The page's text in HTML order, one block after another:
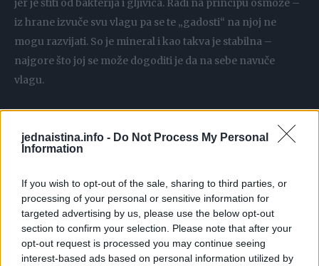
jednaistina.info - Do Not Process My Personal
Information
If you wish to opt-out of the sale, sharing to third parties, or
processing of your personal or sensitive information for
targeted advertising by us, please use the below opt-out
section to confirm your selection. Please note that after your
opt-out request is processed you may continue seeing
interest-based ads based on personal information utilized by
jer je štiti od bakterija i gljivica. Radi na principu osmoze –
iz hrane izvuče svu vlagu pa se te „gadosti“ na njoj ne
mogu razvijati. So je mineral i kao takva je stabilna –
najgore što joj se može dogoditi je da na sebe navuče
vlagu.
Za razliku od svježeg ili graha u konzervi, sušeni pasulj
nepropusnoj ambalaži. Jedino ćeš ga morati što duže stoji,
duže i kuhati.
Žestina